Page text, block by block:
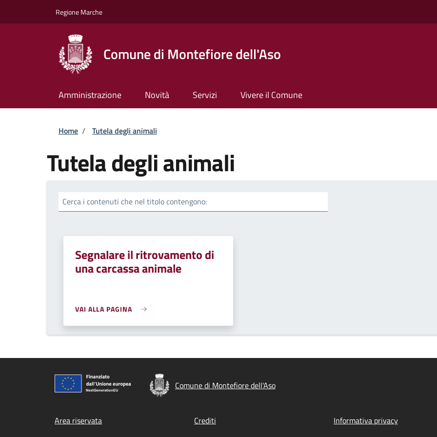
Regione Marche
Comune di Montefiore dell'Aso
Amministrazione Novità Servizi Vivere il Comune
Briciole di pane
Home / Tutela degli animali
Tutela degli animali
Cerca i contenuti che nel titolo contengono:
Segnalare il ritrovamento di
una carcassa animale
VAI ALLA PAGINA
Comune di Montefiore dell'Aso
Footer menu
Area riservata Crediti Informativa privacy